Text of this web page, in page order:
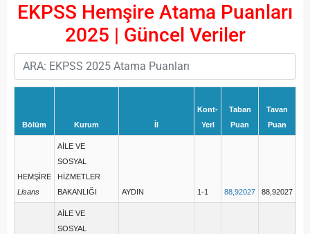
EKPSS Hemşire Atama Puanları
2025 | Güncel Veriler
Bölüm Kurum İl
Kont-
Yerl
Taban
Puan
Tavan
Puan
HEMŞİRE
Lisans
AİLE VE
SOSYAL
HİZMETLER
BAKANLIĞI
AYDIN 1-1 88,92027 88,92027
AİLE VE
SOSYAL